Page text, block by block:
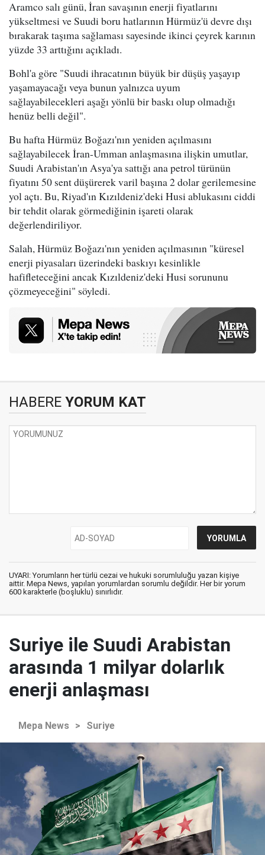
Aramco salı günü, İran savaşının enerji fiyatlarını
yükseltmesi ve Suudi boru hatlarının Hürmüz'ü devre dışı
bırakarak taşıma sağlaması sayesinde ikinci çeyrek karının
yüzde 33 arttığını açıkladı.
Bohl'a göre "Suudi ihracatının büyük bir düşüş yaşayıp
yaşamayacağı veya bunun yalnızca uyum
sağlayabilecekleri aşağı yönlü bir baskı olup olmadığı
henüz belli değil".
Bu hafta Hürmüz Boğazı'nın yeniden açılmasını
sağlayabilecek İran-Umman anlaşmasına ilişkin umutlar,
Suudi Arabistan'ın Asya'ya sattığı ana petrol türünün
fiyatını 50 sent düşürerek varil başına 2 dolar gerilemesine
yol açtı. Bu, Riyad'ın Kızıldeniz'deki Husi ablukasını ciddi
bir tehdit olarak görmediğinin işareti olarak
değerlendiriliyor.
Salah, Hürmüz Boğazı'nın yeniden açılmasının "küresel
enerji piyasaları üzerindeki baskıyı kesinlikle
hafifleteceğini ancak Kızıldeniz'deki Husi sorununu
çözmeyeceğini" söyledi.
HABERE YORUM KAT
UYARI: Yorumların her türlü cezai ve hukuki sorumluluğu yazan kişiye
aittir. Mepa News, yapılan yorumlardan sorumlu değildir. Her bir yorum
600 karakterle (boşluklu) sınırlıdır.
Suriye ile Suudi Arabistan
arasında 1 milyar dolarlık
enerji anlaşması
Mepa News > Suriye